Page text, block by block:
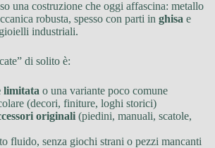
una costruzione che oggi affascina: metallo
robusta, spesso con parti in ghisa e
industriali.
di solito è:
limitata o una variante poco comune
(decori, finiture, loghi storici)
originali (piedini, manuali, scatole,
fluido, senza giochi strani o pezzi mancanti